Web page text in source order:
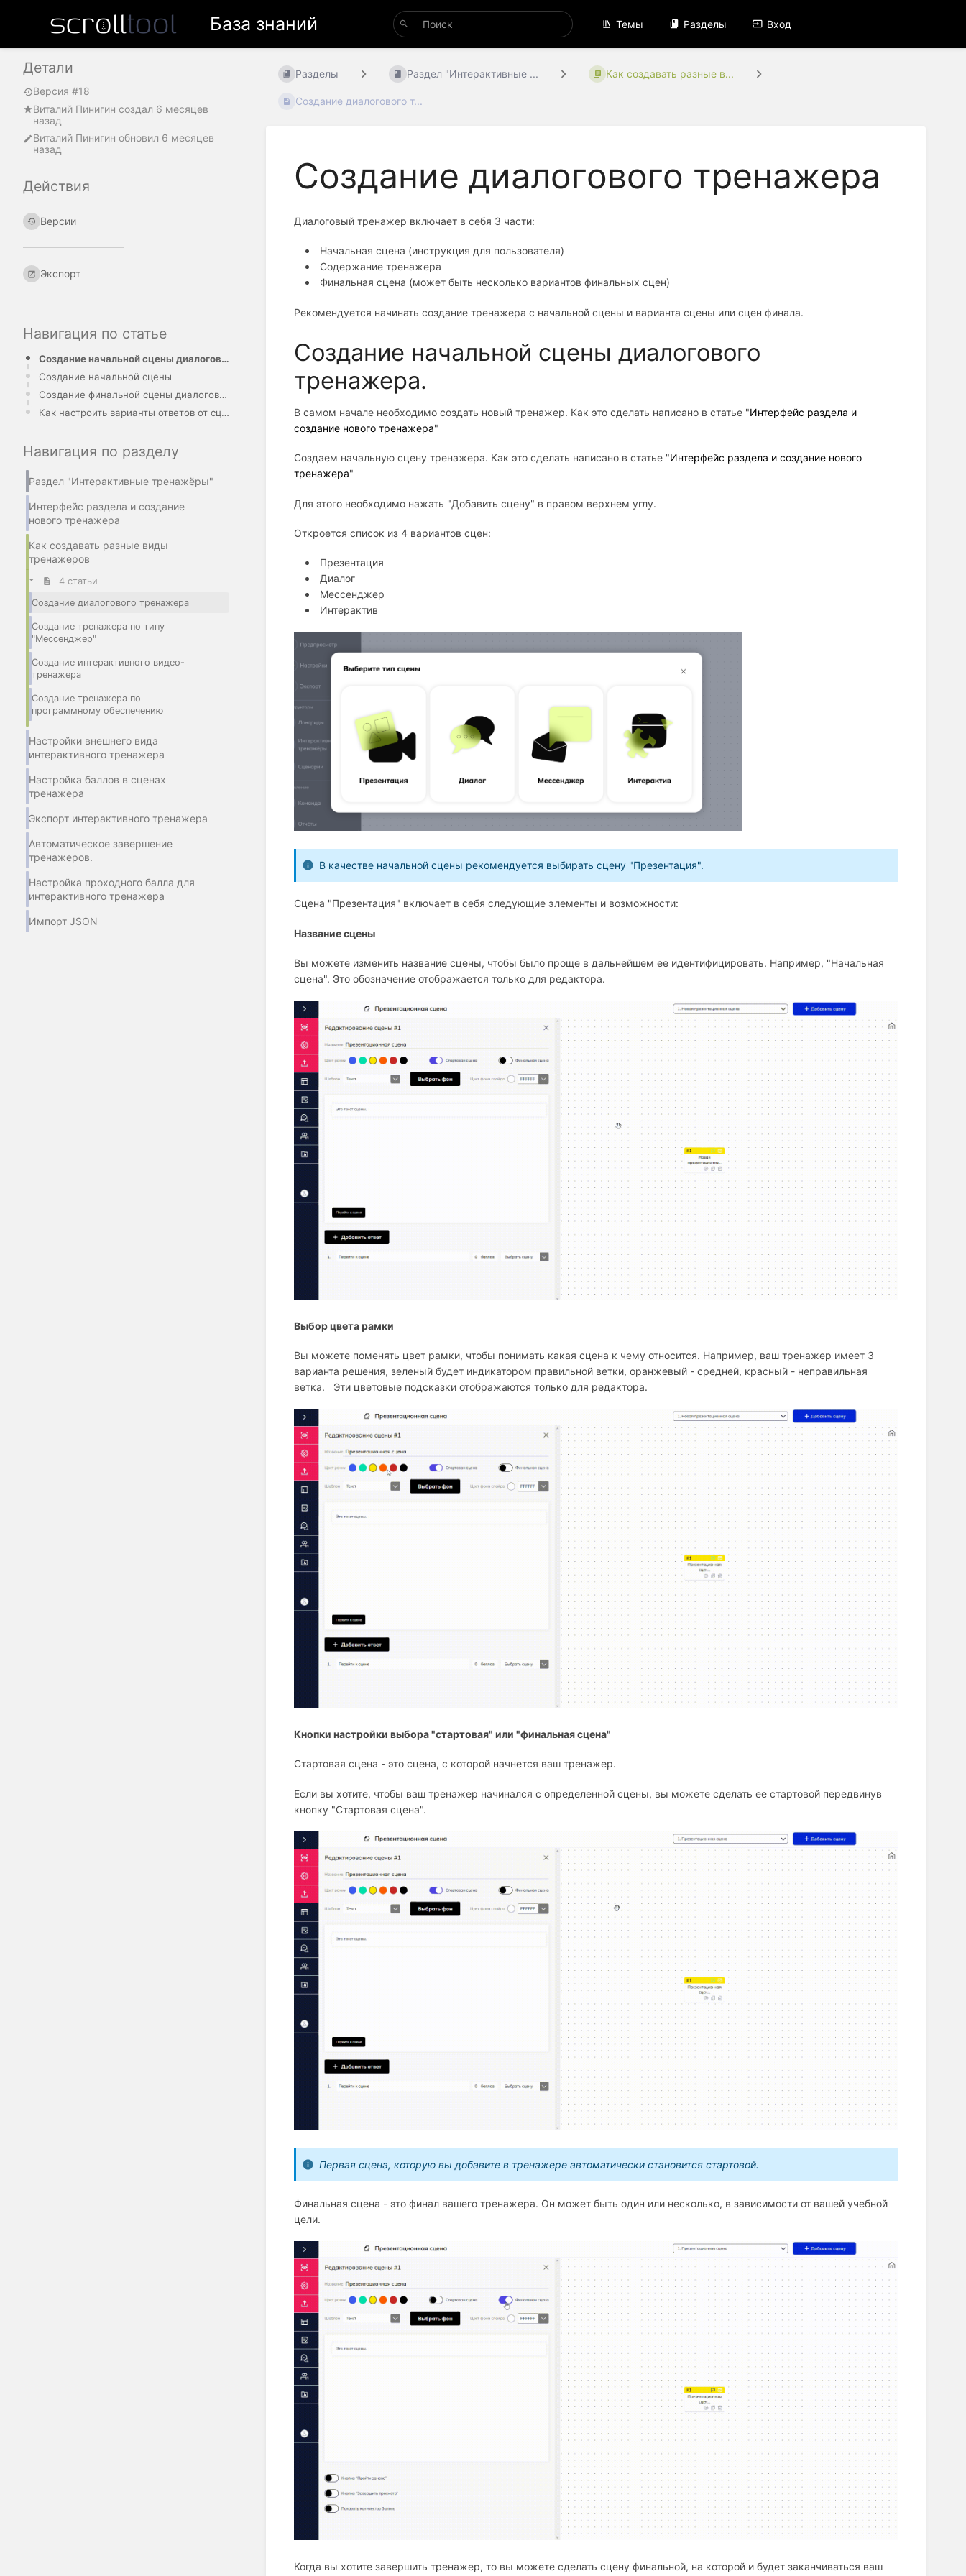
База знаний Темы Разделы Вход
Навигация по статье
Создание начальной сцены диалогового тренажера.
Создание начальной сцены
Создание финальной сцены диалогового тренажера
Как настроить варианты ответов от сцены "Диалог".
Навигация по разделу
Раздел "Интерактивные тренажёры"
Интерфейс раздела и создание
нового тренажера
Как создавать разные виды
тренажеров
4 статьи
Создание диалогового тренажера
Создание тренажера по типу
"Мессенджер"
Создание интерактивного видео-
тренажера
Создание тренажера по
программному обеспечению
Настройки внешнего вида
интерактивного тренажера
Настройка баллов в сценах
тренажера
Экспорт интерактивного тренажера
Автоматическое завершение
тренажеров.
Настройка проходного балла для
интерактивного тренажера
Импорт JSON
Разделы Раздел "Интерактивные ... Как создавать разные в...
Создание диалогового т...
Создание диалогового тренажера
Диалоговый тренажер включает в себя 3 части:
Начальная сцена (инструкция для пользователя)
Содержание тренажера
Финальная сцена (может быть несколько вариантов финальных сцен)
Рекомендуется начинать создание тренажера с начальной сцены и варианта сцены или сцен финала.
Создание начальной сцены диалогового
тренажера.
В самом начале необходимо создать новый тренажер. Как это сделать написано в статье "Интерфейс раздела и
создание нового тренажера"
Создаем начальную сцену тренажера. Как это сделать написано в статье "Интерфейс раздела и создание нового
тренажера"
Для этого необходимо нажать "Добавить сцену" в правом верхнем углу.
Откроется список из 4 вариантов сцен:
Презентация
Диалог
Мессенджер
Интерактив
В качестве начальной сцены рекомендуется выбирать сцену "Презентация".
Сцена "Презентация" включает в себя следующие элементы и возможности:
Название сцены
Вы можете изменить название сцены, чтобы было проще в дальнейшем ее идентифицировать. Например, "Начальная
сцена". Это обозначение отображается только для редактора.
Выбор цвета рамки
Вы можете поменять цвет рамки, чтобы понимать какая сцена к чему относится. Например, ваш тренажер имеет 3
варианта решения, зеленый будет индикатором правильной ветки, оранжевый - средней, красный - неправильная
ветка. Эти цветовые подсказки отображаются только для редактора.
Кнопки настройки выбора "стартовая" или "финальная сцена"
Стартовая сцена - это сцена, с которой начнется ваш тренажер.
Если вы хотите, чтобы ваш тренажер начинался с определенной сцены, вы можете сделать ее стартовой передвинув
кнопку "Стартовая сцена".
Первая сцена, которую вы добавите в тренажере автоматически становится стартовой.
Финальная сцена - это финал вашего тренажера. Он может быть один или несколько, в зависимости от вашей учебной
цели.
Когда вы хотите завершить тренажер, то вы можете сделать сцену финальной, на которой и будет заканчиваться ваш
Детали
Версия #18
Виталий Пинигин создал 6 месяцев
назад
Виталий Пинигин обновил 6 месяцев
назад
Действия
Версии
Экспорт